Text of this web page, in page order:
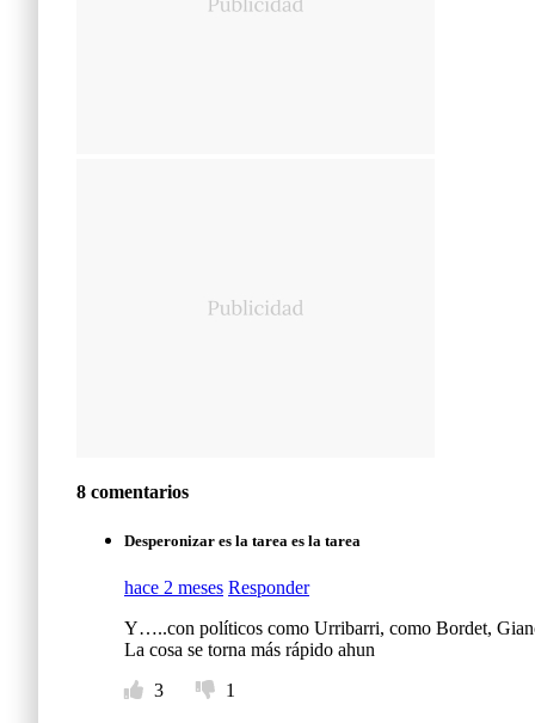
8 comentarios
Desperonizar es la tarea es la tarea
hace 2 meses Responder
Y…..con políticos como Urribarri, como Bordet,
La cosa se torna más rápido ahun
3
1